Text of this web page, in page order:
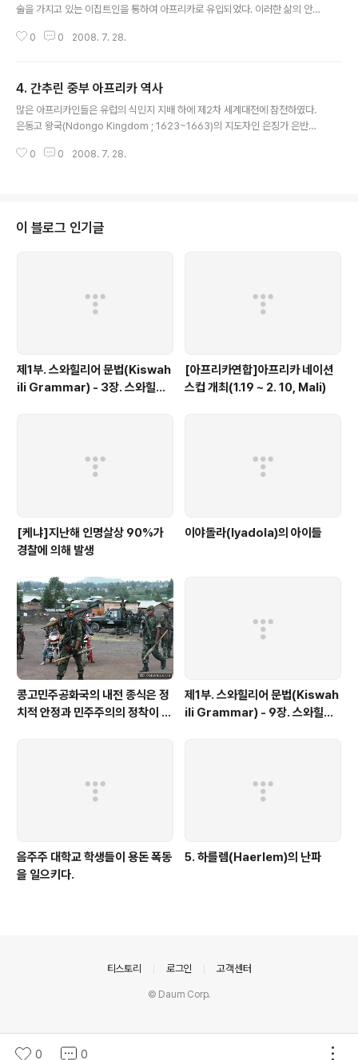
술을 가지고 있는 이집트인을 통하여 아프리카로 유입되었다. 이러한 삶의 안정
원전 3100년 경, 이전에 적(Red)과 백(White)으로 나누어진 나일 강 위쪽(U
권화된 통치 하에서, 이집트 문화는 발전하면서 확장되기 시작하였고 이집트 과
학, 농업 그리고 상형문자는 유럽, 북아프리카, 서아시아 그리고 남쪽 특히 누비
아(Nubia) 등지의 주변국에 영향을 미쳤다. 파라오의 초기 4대..
0 0 2008. 7. 28.
4. 간추린 중부 아프리카 역사
많은 아프리카인들은 유럽의 식민지 지배 하에 제2차 세계대전에 참전하였다.
은동고 왕국(Ndongo Kingdom ; 1623~1663)의 지도자인 은징가 은반디
항의 지도자들이 포르투갈과 협상을 하였다. 협상장면에서 은징가 여왕에게 의
9세기 앙골라(Angola) 지역에서 만들어진 것인데 당시 아프리카인들이 유럽
사람들을 어떻게 바라보고 있었는지 극명하게 보여주고 있다. 1400년대..
0 0 2008. 7. 28.
이 블로그 인기글
제1부. 스와힐리어 문법(Kiswah
ili Grammar) - 3장. 스와힐리
[아프리카연합]아프리카 네이션
스컵 개최(1.19 ~ 2. 10, Mali)
[케냐]지난해 인명살상 90%가
경찰에 의해 발생
이야돌라(Iyadola)의 아이들
콩고민주공화국의 내전 종식은 정
치적 안정과 민주주의의 정착이 관
제1부. 스와힐리어 문법(Kiswah
ili Grammar) - 9장. 스와힐리
음주주 대학교 학생들이 용돈 폭동
을 일으키다.
5. 하를렘(Haerlem)의 난파
0 0
티스토리 로그인 고객센터
© Daum Corp.